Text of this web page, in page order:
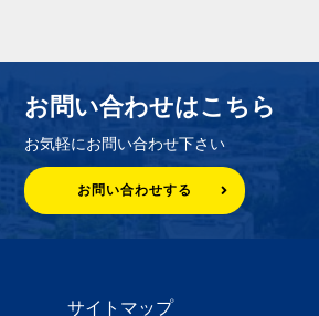
お問い合わせはこちら
お気軽にお問い合わせ下さい
お問い合わせする
サイトマップ